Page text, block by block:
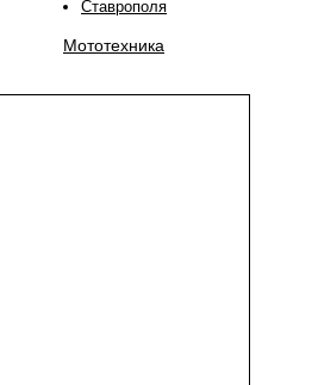
Ставрополя
Мототехника